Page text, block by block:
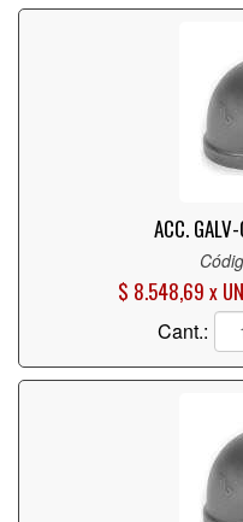
ACC.
$ 8.548,69 x
Cant.: